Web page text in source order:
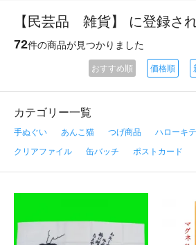
【民芸品 雑貨】 に登録さ
72件の商品が見つかりました
おすすめ順 価格順
カテゴリー一覧
手ぬぐい あんこ猫 つげ商品 ハローキ
クリアファイル
缶バッチ ポストカード